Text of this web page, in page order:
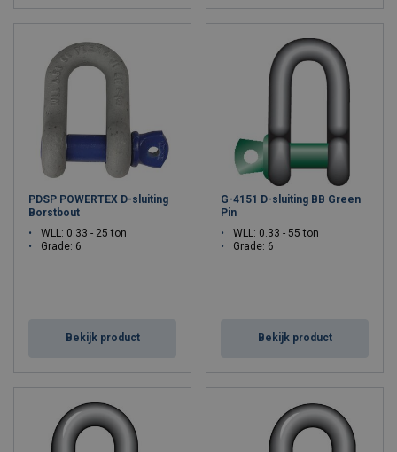
PDSP POWERTEX D-sluiting
Borstbout
WLL: 0.33 - 25 ton
Grade: 6
Bekijk product
G-4151 D-sluiting BB Green
Pin
WLL: 0.33 - 55 ton
Grade: 6
Bekijk product